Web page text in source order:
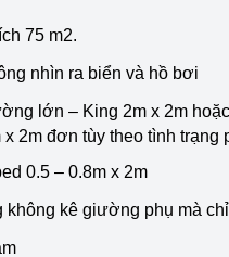
75 m2.
nhìn ra biển và hồ bơi
lớn – King 2m x 2m
x 2m đơn tùy theo tình trạng
0.5 – 0.8m x 2m
không kê giường phụ mà